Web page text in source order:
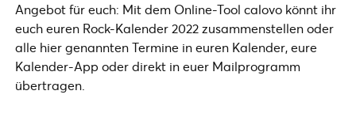
Angebot für euch: Mit dem Online-Tool calovo könnt ihr
euch euren Rock-Kalender 2022 zusammenstellen oder
alle hier genannten Termine in euren Kalender, eure
Kalender-App oder direkt in euer Mailprogramm
übertragen.